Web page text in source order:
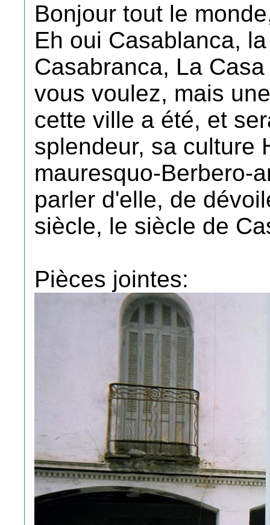
Bonjour tout le
Eh oui Casablanca,
Casabranca, La
vous voulez, mais
cette ville a été, et
splendeur, sa culture
mauresquo-Berbero-
parler d'elle, de
siècle, le siècle de
Pièces jointes: